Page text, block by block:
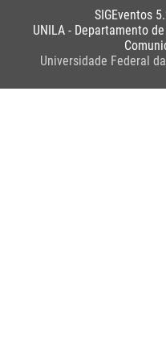
SIGEventos
UNILA - Departamento
Universidade Federal